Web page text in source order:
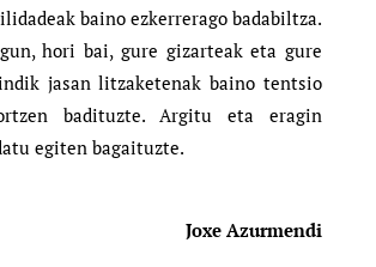
baino ezkerrerago badabiltza.
hori bai, gure gizarteak eta gure
jasan litzaketenak baino tentsio
badituzte. Argitu eta eragin
egiten bagaituzte.
Joxe Azurmendi